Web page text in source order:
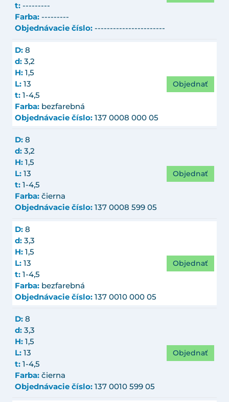
t: ---------
Farba: ---------
Objednávacie číslo: -----------------------
D: 8
d: 3,2
H: 1,5
L: 13
t: 1-4,5
Farba: bezfarebná
Objednávacie číslo: 137 0008 000 05
Objednať
D: 8
d: 3,2
H: 1,5
L: 13
t: 1-4,5
Farba: čierna
Objednávacie číslo: 137 0008 599 05
Objednať
D: 8
d: 3,3
H: 1,5
L: 13
t: 1-4,5
Farba: bezfarebná
Objednávacie číslo: 137 0010 000 05
Objednať
D: 8
d: 3,3
H: 1,5
L: 13
t: 1-4,5
Farba: čierna
Objednávacie číslo: 137 0010 599 05
Objednať